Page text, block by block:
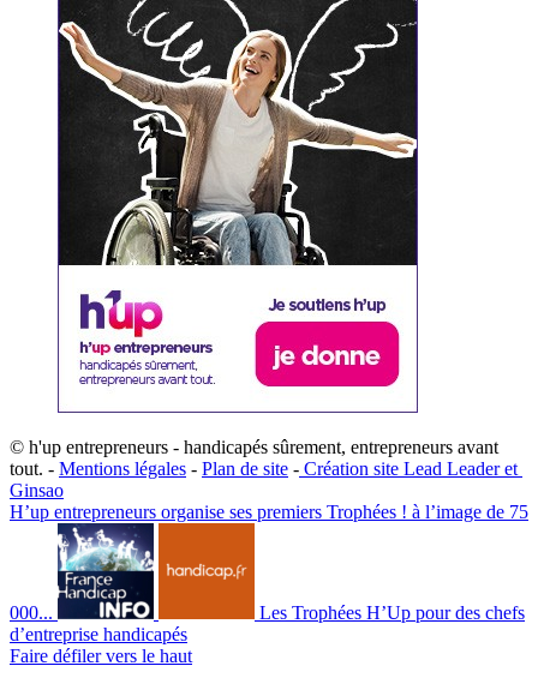
© h'up entrepreneurs - handicapés sûrement, entrepreneurs avant
tout. - Mentions légales - Plan de site - ​Création site ​​Lead Leader​ et ​
G​insao
H’up entrepreneurs organise ses premiers Trophées ! à l’image de 75
000...
Les Trophées H’Up pour des chefs
d’entreprise handicapés
Faire défiler vers le haut